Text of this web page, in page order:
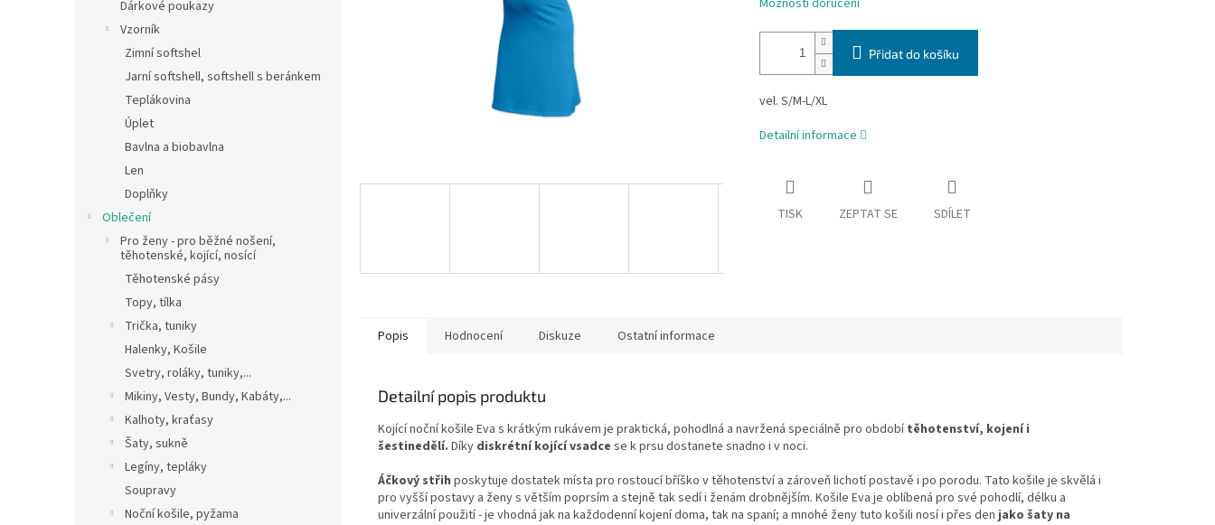
Dárkové poukazy
Vzorník
Zimní softshel
Jarní softshell, softshell s beránkem
Teplákovina
Úplet
Bavlna a biobavlna
Len
Doplňky
Oblečení
Pro ženy - pro běžné nošení,
těhotenské, kojící, nosící
Těhotenské pásy
Topy, tílka
Trička, tuniky
Halenky, Košile
Svetry, roláky, tuniky,...
Mikiny, Vesty, Bundy, Kabáty,...
Kalhoty, kraťasy
Šaty, sukně
Legíny, tepláky
Soupravy
Noční košile, pyžama
Možnosti doručení
Přidat do košíku
vel. S/M-L/XL
Detailní informace
TISK ZEPTAT SE SDÍLET
Popis Hodnocení Diskuze Ostatní informace
Detailní popis produktu
Kojící noční košile Eva s krátkým rukávem je praktická, pohodlná a navržená speciálně pro obdobítěhotenství, kojení i
šestinedělí. Díky diskrétní kojící vsadce se k prsu dostanete snadno i v noci.
Áčkový střih poskytuje dostatek místa pro rostoucí bříško v těhotenství a zároveň lichotí postavě i po porodu. Tato košile je skvělá i
pro vyšší postavy a ženy s větším poprsím a stejně tak sedí i ženám drobnějším. Košile Eva je oblíbená pro své pohodlí, délku a
univerzální použití - je vhodná jak na každodenní kojení doma, tak na spaní; a mnohé ženy tuto košili nosí i přes den jako šaty na